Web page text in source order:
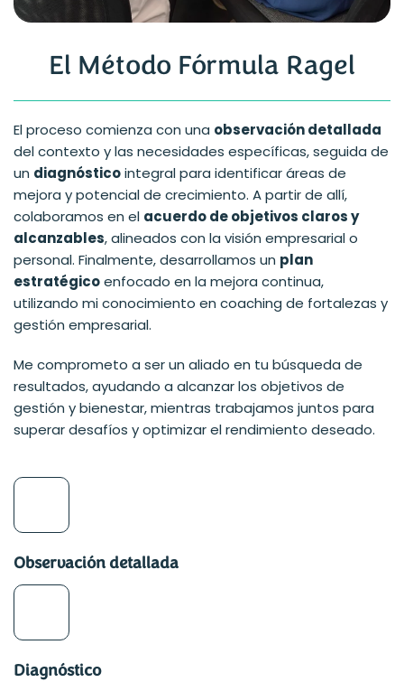
El Método Fórmula Ragel
El proceso comienza con una observación detallada
del contexto y las necesidades específicas, seguida de
un diagnósticointegral para identificar áreas de
mejora y potencial de crecimiento. A partir de allí,
colaboramos en el acuerdo de objetivos claros y
alcanzables, alineados con la visión empresarial o
personal. Finalmente, desarrollamos un plan
estratégicoenfocado en la mejora continua,
utilizando mi conocimiento en coaching de fortalezas y
gestión empresarial.
Me comprometo a ser un aliado en tu búsqueda de
resultados, ayudando a alcanzar los objetivos de
gestión y bienestar, mientras trabajamos juntos para
superar desafíos y optimizar el rendimiento deseado.
Observación detallada
Diagnóstico